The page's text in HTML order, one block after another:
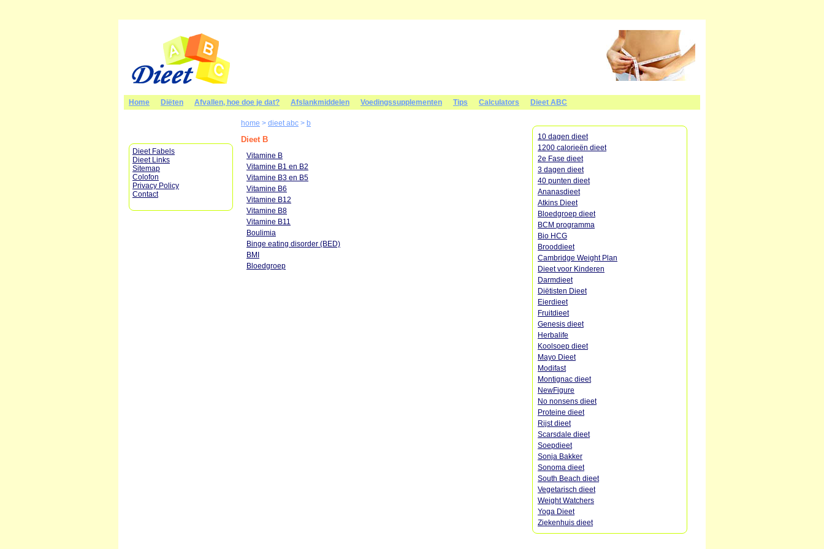
Home Diëten Afvallen, hoe doe je dat? Afslankmiddelen Voedingssupplementen Tips Calculators Dieet ABC
Dieet Fabels
Dieet Links
Sitemap
Colofon
Privacy Policy
Contact
home > dieet abc > b
10 dagen dieet
1200 calorieën dieet
2e Fase dieet
3 dagen dieet
40 punten dieet
Ananasdieet
Atkins Dieet
Bloedgroep dieet
BCM programma
Bio HCG
Brooddieet
Cambridge Weight Plan
Dieet voor Kinderen
Darmdieet
Diëtisten Dieet
Eierdieet
Fruitdieet
Genesis dieet
Herbalife
Koolsoep dieet
Mayo Dieet
Modifast
Montignac dieet
NewFigure
No nonsens dieet
Proteine dieet
Rijst dieet
Scarsdale dieet
Soepdieet
Sonja Bakker
Sonoma dieet
South Beach dieet
Vegetarisch dieet
Weight Watchers
Yoga Dieet
Ziekenhuis dieet
Dieet B
Vitamine B
Vitamine B1 en B2
Vitamine B3 en B5
Vitamine B6
Vitamine B12
Vitamine B8
Vitamine B11
Boulimia
Binge eating disorder (BED)
BMI
Bloedgroep